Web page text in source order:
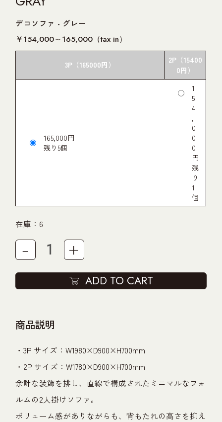
デコソファ - グレー
￥154,000～165,000（tax in）
3P（165000円）
2P（15400
0円）
165,000円
5
1
5
4
,
0
0
0
円
1
在庫：6
－ ＋
ADD TO CART
商品説明
・3P サイズ：W1980×D900×H700mm
・2P サイズ：W1780×D900×H700mm
余計な装飾を排し、直線で構成されたミニマルなフォ
ルムの2人掛けソファ。
ボリューム感がありながらも、背もたれの高さを抑え